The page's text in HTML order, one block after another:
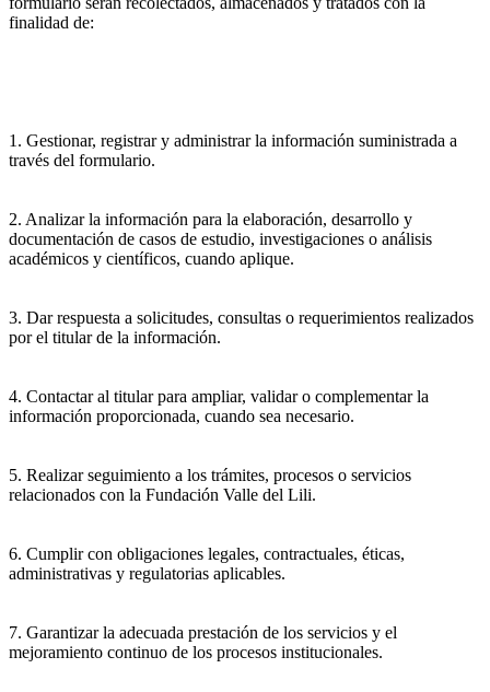
finalidad de:
1. Gestionar, registrar y administrar la información suministrada a
través del formulario.
2. Analizar la información para la elaboración, desarrollo y
documentación de casos de estudio, investigaciones o análisis
académicos y científicos, cuando aplique.
3. Dar respuesta a solicitudes, consultas o requerimientos realizados
por el titular de la información.
4. Contactar al titular para ampliar, validar o complementar la
información proporcionada, cuando sea necesario.
5. Realizar seguimiento a los trámites, procesos o servicios
relacionados con la Fundación Valle del Lili.
6. Cumplir con obligaciones legales, contractuales, éticas,
administrativas y regulatorias aplicables.
7. Garantizar la adecuada prestación de los servicios y el
mejoramiento continuo de los procesos institucionales.